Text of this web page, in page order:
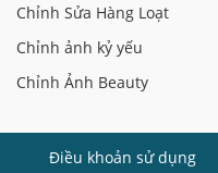
Chỉnh Sửa Hàng Loạt
Chỉnh ảnh kỷ yếu
Chỉnh Ảnh Beauty
Điều khoản sử dụng